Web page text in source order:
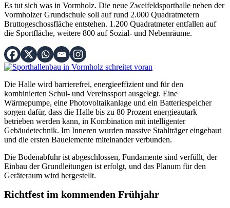
Es tut sich was in Vormholz. Die neue Zweifeldsporthalle neben der
Vormholzer Grundschule soll auf rund 2.000 Quadratmetern
Bruttogeschossfläche entstehen. 1.200 Quadratmeter entfallen auf
die Sportfläche, weitere 800 auf Sozial- und Nebenräume.
Die Halle wird barrierefrei, energieeffizient und für den
kombinierten Schul- und Vereinssport ausgelegt. Eine
Wärmepumpe, eine Photovoltaikanlage und ein Batteriespeicher
sorgen dafür, dass die Halle bis zu 80 Prozent energieautark
betrieben werden kann, in Kombination mit intelligenter
Gebäudetechnik. Im Inneren wurden massive Stahlträger eingebaut
und die ersten Bauelemente miteinander verbunden.
Die Bodenabfuhr ist abgeschlossen, Fundamente sind verfüllt, der
Einbau der Grundleitungen ist erfolgt, und das Planum für den
Geräteraum wird hergestellt.
Richtfest im kommenden Frühjahr